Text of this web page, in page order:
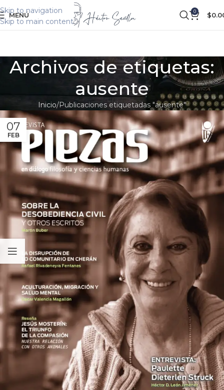
Skip to navigation
Skip to main content
MENÚ 0 $
Archivos de etiquetas:
ausente
Inicio Publicaciones etiquetadas "ausente"
07
FEB